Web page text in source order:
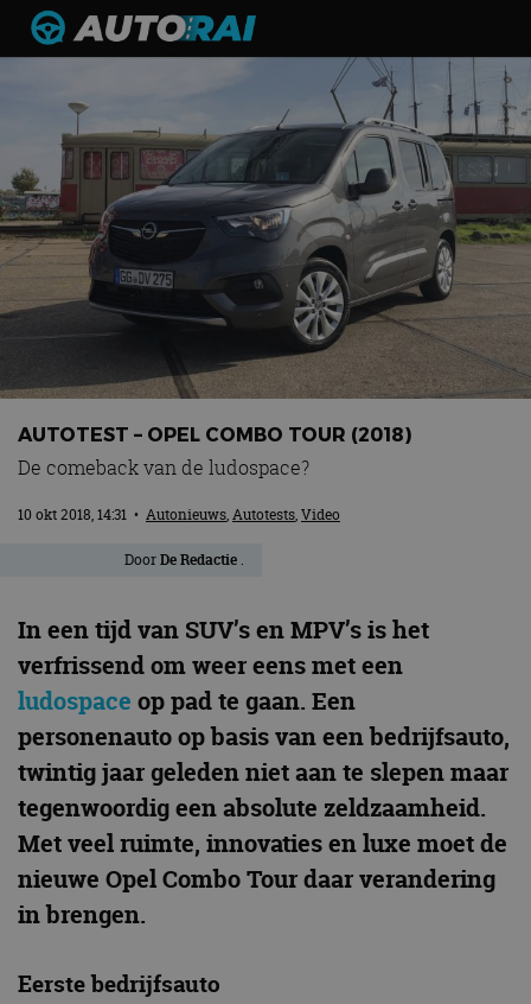
Automerken
Adverteren
Contact
AUTOTEST – OPEL COMBO TOUR (2018)
De comeback van de ludospace?
10 okt 2018, 14:31 • Autonieuws,Autotests,Video
DoorDe Redactie .
In een tijd van SUV’s en MPV’s is het
verfrissend om weer eens met een
ludospace op pad te gaan. Een
personenauto op basis van een bedrijfsauto,
twintig jaar geleden niet aan te slepen maar
tegenwoordig een absolute zeldzaamheid.
Met veel ruimte, innovaties en luxe moet de
nieuwe Opel Combo Tour daar verandering
in brengen.
Eerste bedrijfsauto